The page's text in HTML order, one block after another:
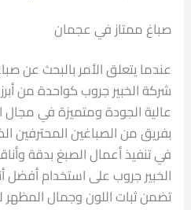
صباغ ممتاز في عجمان
عندما يتعلق الأمر بالبحث عن
شركة الخبير جروب كواحدة من
عالية الجودة ومتميزة في مجال
بفريق من الصباغين المحترفين
في تنفيذ أعمال الصبغ بدقة
الخبير جروب على استخدام أفضل
تضمن ثبات اللون وجمال المظهر